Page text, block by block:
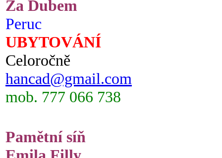
Za Dubem
Peruc
UBYTOVÁNÍ
Celoročně
hancad@gmail.com
mob. 777 066 738
Pamětní síň